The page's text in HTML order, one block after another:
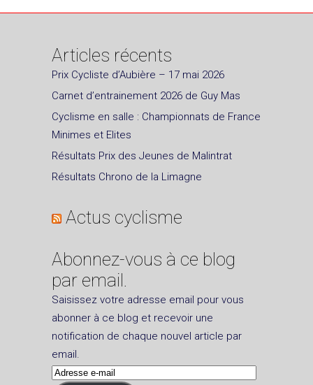
Articles récents
Prix Cycliste d’Aubière – 17 mai 2026
Carnet d’entrainement 2026 de Guy Mas
Cyclisme en salle : Championnats de France
Minimes et Elites
Résultats Prix des Jeunes de Malintrat
Résultats Chrono de la Limagne
Actus cyclisme
Abonnez-vous à ce blog
par email.
Saisissez votre adresse email pour vous
abonner à ce blog et recevoir une
notification de chaque nouvel article par
email.
Adresse